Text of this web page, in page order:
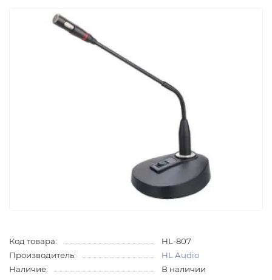
Код товара:
HL-807
Производитель:
HL Audio
Наличие:
В наличии